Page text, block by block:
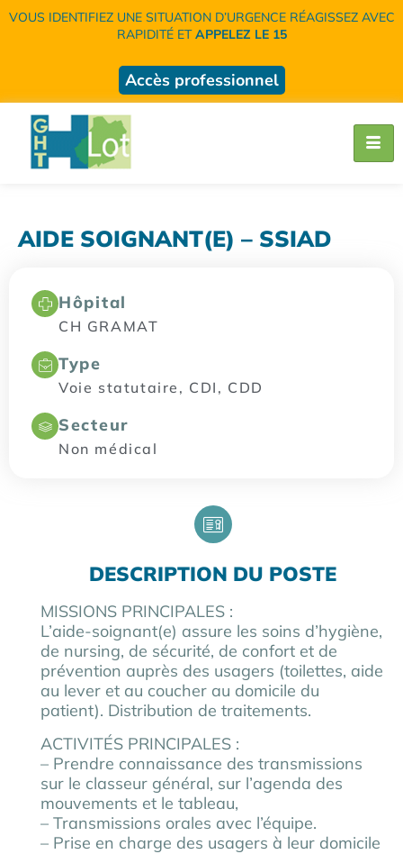
VOUS IDENTIFIEZ UNE SITUATION D’URGENCE RÉAGISSEZ AVEC
RAPIDITÉ ETAPPELEZ LE 15
Accès professionnel
AIDE SOIGNANT(E) – SSIAD
Hôpital
CH GRAMAT
Type
Voie statutaire, CDI, CDD
Secteur
Non médical
DESCRIPTION DU POSTE
MISSIONS PRINCIPALES :
L’aide-soignant(e) assure les soins d’hygiène,
de nursing, de sécurité, de confort et de
prévention auprès des usagers (toilettes, aide
au lever et au coucher au domicile du
patient). Distribution de traitements.
ACTIVITÉS PRINCIPALES :
– Prendre connaissance des transmissions
sur le classeur général, sur l’agenda des
mouvements et le tableau,
– Transmissions orales avec l’équipe.
– Prise en charge des usagers à leur domicile